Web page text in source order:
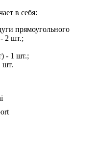
в себя:
прямоугольного
2 шт.;
- 1 шт.;
шт.